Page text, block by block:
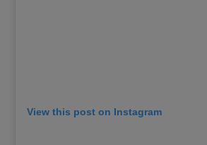
View this post on Instagram